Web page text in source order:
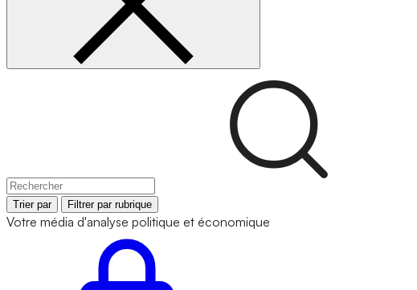
Trier par Filtrer par rubrique
Votre média d'analyse politique et économique